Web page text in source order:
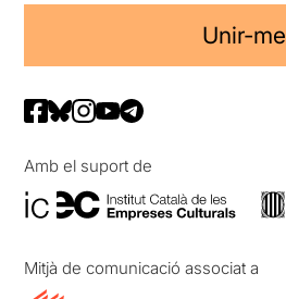
Unir-me
Amb el suport de
Mitjà de comunicació associat a